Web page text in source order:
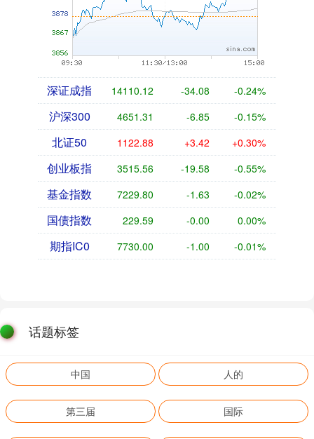
深证成指 14110.12 -34.08 -0.24%
沪深300 4651.31 -6.85 -0.15%
北证50 1122.88 +3.42 +0.30%
创业板指 3515.56 -19.58 -0.55%
基金指数 7229.80 -1.63 -0.02%
国债指数 229.59 -0.00 0.00%
期指IC0 7730.00 -1.00 -0.01%
话题标签
中国 人的
第三届 国际